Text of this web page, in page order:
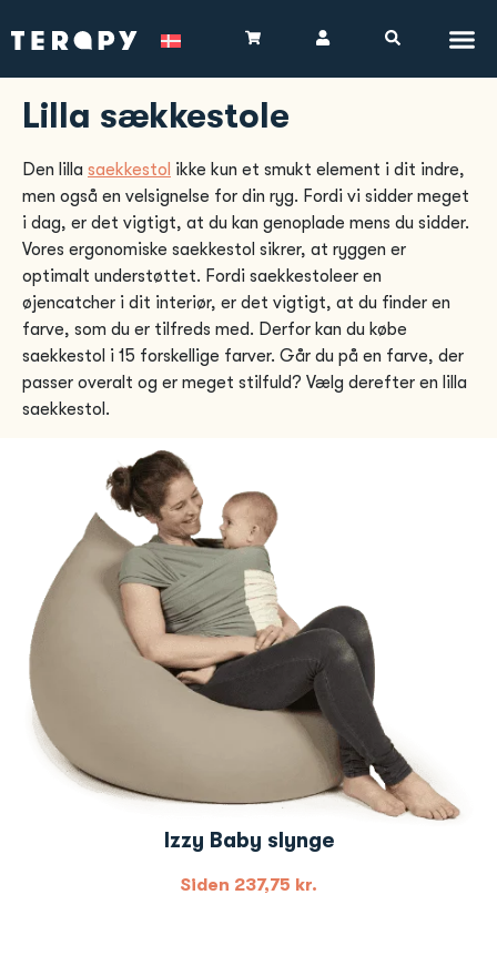
Lilla sækkestole
Den lilla saekkestol ikke kun et smukt element i dit indre,
men også en velsignelse for din ryg. Fordi vi sidder meget
i dag, er det vigtigt, at du kan genoplade mens du sidder.
Vores ergonomiske saekkestol sikrer, at ryggen er
optimalt understøttet. Fordi saekkestoleer en
øjencatcher i dit interiør, er det vigtigt, at du finder en
farve, som du er tilfreds med. Derfor kan du købe
saekkestol i 15 forskellige farver. Går du på en farve, der
passer overalt og er meget stilfuld? Vælg derefter en lilla
saekkestol.
Izzy Baby slynge
Siden 237,75 kr.